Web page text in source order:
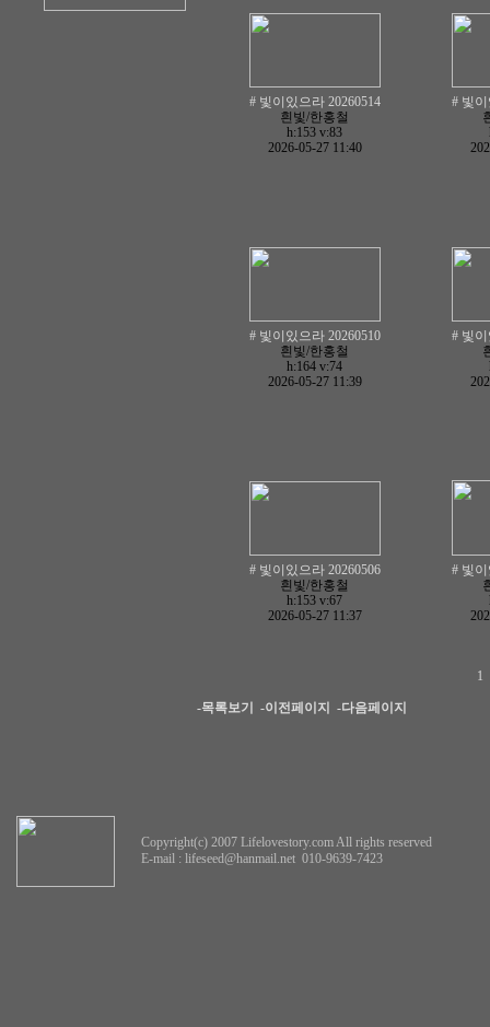
# 빛이있으라 20260514
흰빛/한홍철
h:153 v:83
2026-05-27 11:40
# 빛이
# 빛이있으라 20260510
흰빛/한홍철
h:164 v:74
2026-05-27 11:39
# 빛이
# 빛이있으라 20260506
흰빛/한홍철
h:153 v:67
2026-05-27 11:37
# 빛이
1
-목록보기 -이전페이지 -다음페이지
Copyright(c) 2007 Lifelovestory.com All rights reserved
E-mail : lifeseed@hanmail.net 010-9639-7423